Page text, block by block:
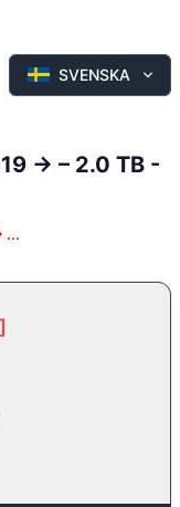
SVENSKA
-> – 2.0 TB -
...
]